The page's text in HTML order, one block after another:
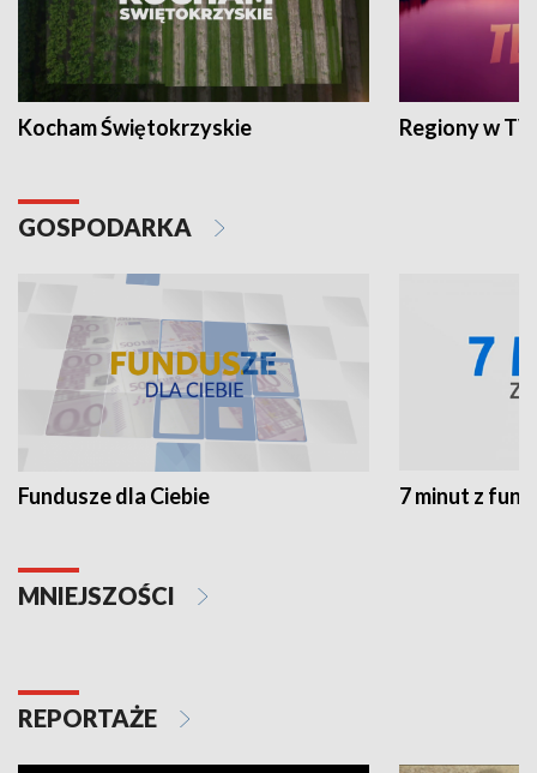
Kocham Świętokrzyskie Regiony w
GOSPODARKA
Fundusze dla Ciebie 7 minut z
MNIEJSZOŚCI
REPORTAŻE